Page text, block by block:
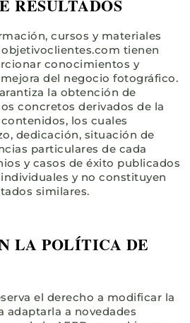
RESULTADOS
cursos y materiales
tienen
conocimientos y
del negocio fotográfico.
la obtención de
concretos derivados de la
los cuales
dedicación, situación de
particulares de cada
y casos de éxito publicados
y no constituyen
similares.
LA POLÍTICA DE
el derecho a modificar la
adaptarla a novedades